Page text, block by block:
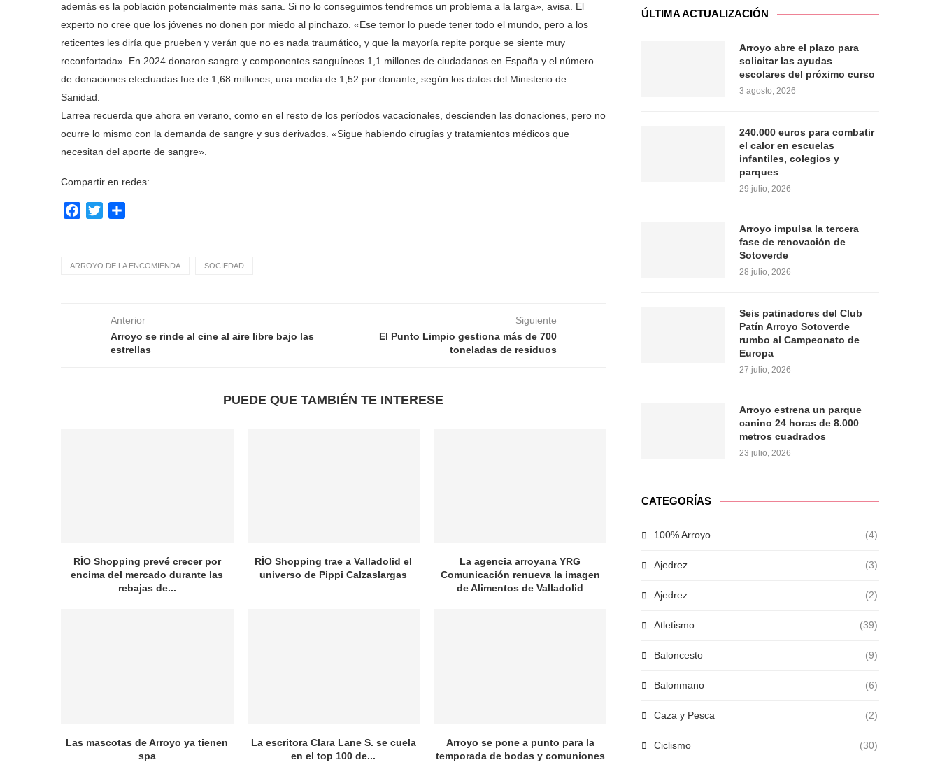
además es la población potencialmente más sana. Si no lo conseguimos tendremos un problema a la larga», avisa. El
experto no cree que los jóvenes no donen por miedo al pinchazo. «Ese temor lo puede tener todo el mundo, pero a los
reticentes les diría que prueben y verán que no es nada traumático, y que la mayoría repite porque se siente muy
reconfortada». En 2024 donaron sangre y componentes sanguíneos 1,1 millones de ciudadanos en España y el número
de donaciones efectuadas fue de 1,68 millones, una media de 1,52 por donante, según los datos del Ministerio de
Sanidad.
Larrea recuerda que ahora en verano, como en el resto de los períodos vacacionales, descienden las donaciones, pero no
ocurre lo mismo con la demanda de sangre y sus derivados. «Sigue habiendo cirugías y tratamientos médicos que
necesitan del aporte de sangre».
Compartir en redes:
Facebook
Twitter
ARROYO DE LA ENCOMIENDA SOCIEDAD
Anterior
Arroyo se rinde al cine al aire libre bajo las
estrellas
Siguiente
El Punto Limpio gestiona más de 700
toneladas de residuos
PUEDE QUE TAMBIÉN TE INTERESE
RÍO Shopping prevé crecer por
encima del mercado durante las
rebajas de...
RÍO Shopping trae a Valladolid el
universo de Pippi Calzaslargas
La agencia arroyana YRG
Comunicación renueva la imagen
de Alimentos de Valladolid
Las mascotas de Arroyo ya tienen
spa
La escritora Clara Lane S. se cuela
en el top 100 de...
Arroyo se pone a punto para la
temporada de bodas y comuniones
ÚLTIMA ACTUALIZACIÓN
Arroyo abre el plazo para
solicitar las ayudas
escolares del próximo curso
3 agosto, 2026
240.000 euros para combatir
el calor en escuelas
infantiles, colegios y
parques
29 julio, 2026
Arroyo impulsa la tercera
fase de renovación de
Sotoverde
28 julio, 2026
Seis patinadores del Club
Patín Arroyo Sotoverde
rumbo al Campeonato de
Europa
27 julio, 2026
Arroyo estrena un parque
canino 24 horas de 8.000
metros cuadrados
23 julio, 2026
CATEGORÍAS
100% Arroyo (4)
Ajedrez (3)
Ajedrez (2)
Atletismo (39)
Baloncesto (9)
Balonmano (6)
Caza y Pesca (2)
Ciclismo (30)